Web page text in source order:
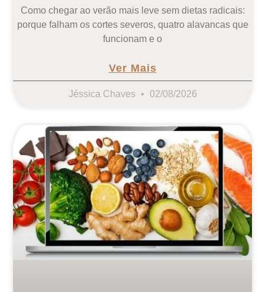
Como chegar ao verão mais leve sem dietas radicais:
porque falham os cortes severos, quatro alavancas que
funcionam e o
Ver Mais
Jéssica Chaves 02/08/2026